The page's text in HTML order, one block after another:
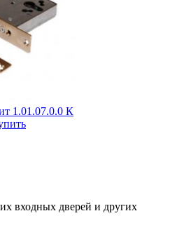
1.01.07.0.0 К
входных дверей и других